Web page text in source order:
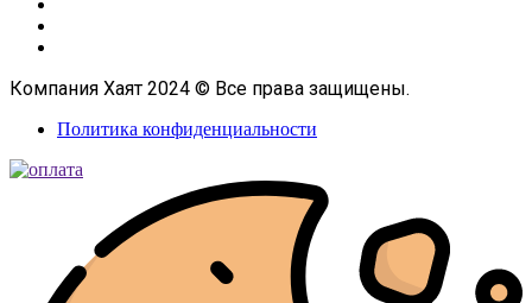
Компания Хаят 2024 © Все права защищены.
Политика конфиденциальности